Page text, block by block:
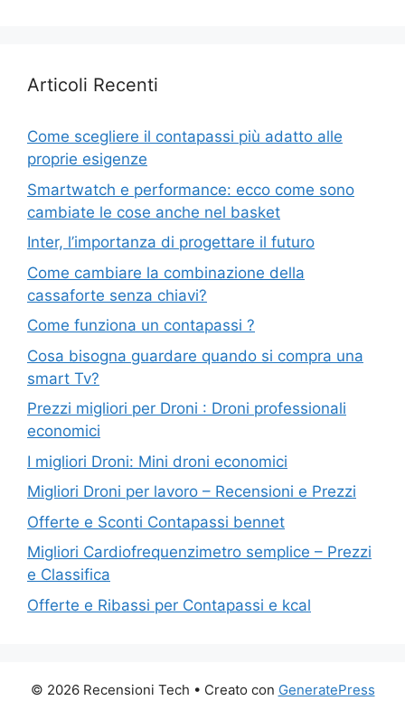
Articoli Recenti
Come scegliere il contapassi più adatto alle
proprie esigenze
Smartwatch e performance: ecco come sono
cambiate le cose anche nel basket
Inter, l’importanza di progettare il futuro
Come cambiare la combinazione della
cassaforte senza chiavi?
Come funziona un contapassi ?
Cosa bisogna guardare quando si compra una
smart Tv?
Prezzi migliori per Droni : Droni professionali
economici
I migliori Droni: Mini droni economici
Migliori Droni per lavoro – Recensioni e Prezzi
Offerte e Sconti Contapassi bennet
Migliori Cardiofrequenzimetro semplice – Prezzi
e Classifica
Offerte e Ribassi per Contapassi e kcal
© 2026 Recensioni Tech • Creato con GeneratePress